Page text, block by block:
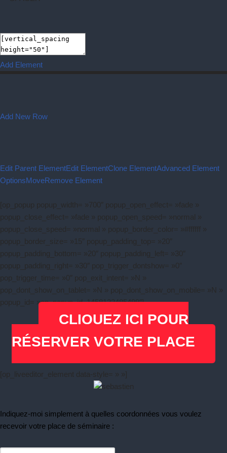
Add Element
Add New Row
Edit Parent ElementEdit ElementClone ElementAdvanced Element
OptionsMoveRemove Element
[op_popup popup_width= »700″ popup_open_effect= »fade »
popup_close_effect= »fade » popup_open_speed= »normal »
popup_close_speed= »normal » popup_border_color= »#ffffff »
popup_border_size= »15″ popup_padding_top= »20″
popup_padding_bottom= »20″ popup_padding_left= »30″
popup_padding_right= »30″ pop_trigger_dontshow= »0″
pop_trigger_time= »0″ pop_exit_intent= »N »
pop_dont_show_on_tablet= »N » pop_dont_show_on_mobile= »N »
popup_id= »op_popup_id_1458122485499″]
CLIQUEZ ICI POUR
RÉSERVER VOTRE PLACE
[op_liveeditor_element data-style= » »]
Indiquez-moi simplement à quelles coordonnées vous voulez
recevoir votre place de séminaire :